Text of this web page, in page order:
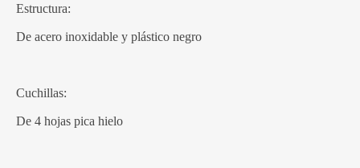
Estructura:
De acero inoxidable y plástico negro
Cuchillas:
De 4 hojas pica hielo